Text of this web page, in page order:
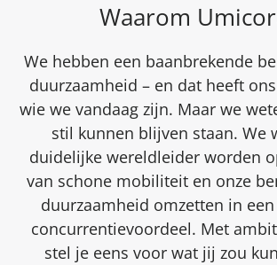
Waarom
We hebben een baanbrekende
duurzaamheid – en dat heeft
wie we vandaag zijn. Maar we
stil kunnen blijven staan. We
duidelijke wereldleider worden
van schone mobiliteit en onze
duurzaamheid omzetten in
concurrentievoordeel. Met
stel je eens voor wat jij zou